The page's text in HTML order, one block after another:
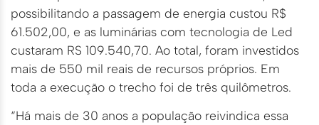
possibilitando a passagem de energia custou R$
61.502,00, e as luminárias com tecnologia de Led
custaram RS 109.540,70. Ao total, foram investidos
mais de 550 mil reais de recursos próprios. Em
toda a execução o trecho foi de três quilômetros.
“Há mais de 30 anos a população reivindica essa